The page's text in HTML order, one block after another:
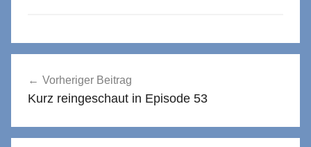
Vorheriger Beitrag
Kurz reingeschaut in Episode 53